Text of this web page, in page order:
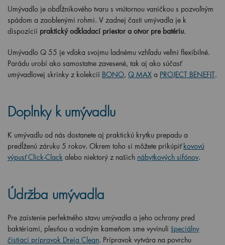
Umývadlo je obdĺžnikového tvaru s vnútornou vaničkou s pozvoľným
spádom a zaoblenými rohmi. V zadnej časti umývadla je k
dispozícii praktický odkladací priestor a otvor pre batériu.
Umývadlo Q 55 je vďaka svojmu ladnému vzhľadu veľmi flexibilné.
Parádu urobí ako samostatne zavesené, tak aj ako súčasť
umývadlovej skrinky z kolekcií BONO, Q MAX a PROJECT BENEFIT.
Doplnky k umývadlu
K umývadlu od nás dostanete aj praktickú krytku prepadu a
predĺženú záruku 5 rokov. Okrem toho si môžete prikúpiť kovovú
výpusť Click-Clack alebo niektorý z našich nábytkových sifónov.
Údržba umývadla
Pre zaistenie perfektného stavu umývadla a jeho ochrany pred
baktériami, plesňou a vodným kameňom sme vyvinuli špeciálny
čistiaci prípravok Dreja Clean. Prípravok vytvára na povrchu